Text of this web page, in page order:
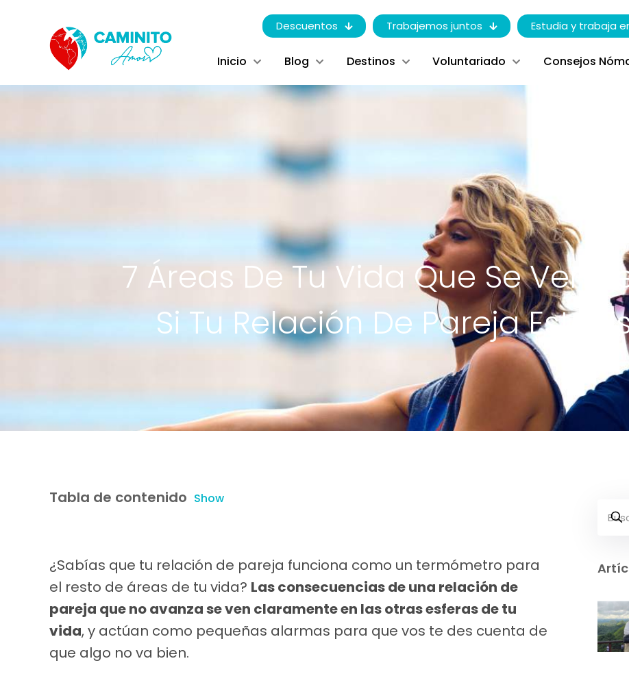
Descuentos Trabajemos juntos Estudia y trabaja
Inicio Blog Destinos Voluntariado Consejos
7 Áreas De Tu Vida Que Se Ven
Si Tu Relación De Pareja Está
Tabla de contenido Show
¿Sabías que tu relación de pareja funciona como un termómetro para
el resto de áreas de tu vida? Las consecuencias de una relación de
pareja que no avanza se ven claramente en las otras esferas de tu
vida, y actúan como pequeñas alarmas para que vos te des cuenta de
que algo no va bien.